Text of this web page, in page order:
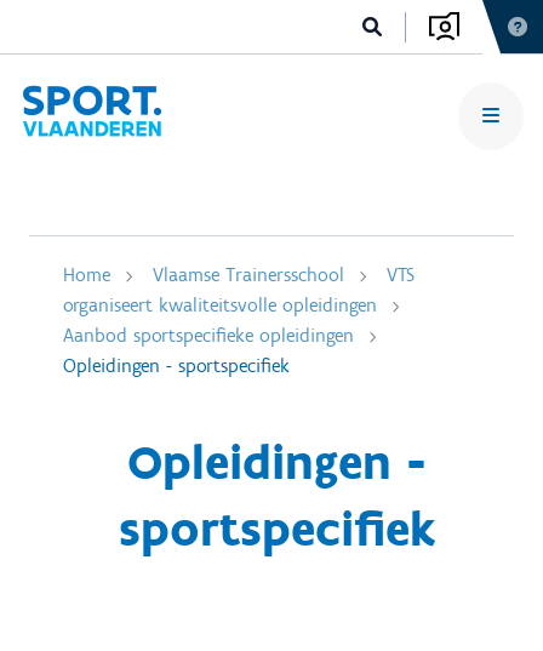
Home Vlaamse Trainersschool
VTS
organiseert kwaliteitsvolle opleidingen
Aanbod sportspecifieke opleidingen
Opleidingen - sportspecifiek
Opleidingen -
sportspecifiek